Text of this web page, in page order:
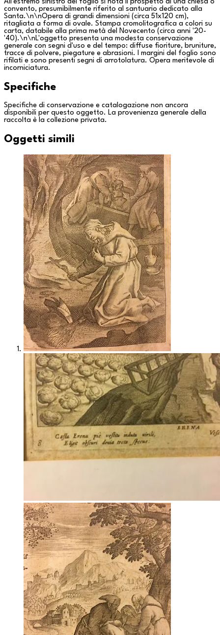
All'estremo sinistro del foglio si nota il prospetto di una chiesa o
convento, presumibilmente riferito al santuario dedicato alla
Santa.\n\nOpera di grandi dimensioni (circa 51x120 cm),
ritagliata a forma di ovale. Stampa cromolitografica a colori su
carta, databile alla prima metà del Novecento (circa anni '20-
'40).\n\nL'oggetto presenta una modesta conservazione
generale con segni d'uso e del tempo: diffuse fioriture, bruniture,
tracce di polvere, piegature e abrasioni. I margini del foglio sono
rifilati e sono presenti segni di arrotolatura. Opera meritevole di
incorniciatura.
Specifiche
Specifiche di conservazione e catalogazione non ancora
disponibili per questo oggetto. La provenienza generale della
raccolta è la collezione privata.
Oggetti simili